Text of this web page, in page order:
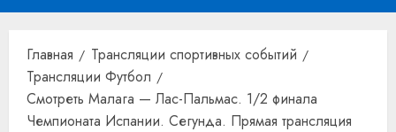
меню
Главная
Трансляции спортивных событий
Трансляции Футбол
Смотреть Малага — Лас-Пальмас. 1/2 финала
Чемпионата Испании. Сегунда. Прямая трансляция